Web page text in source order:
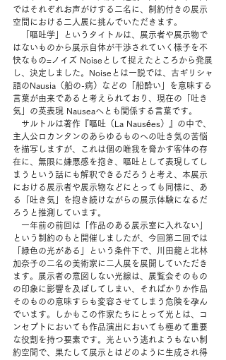
ではそれぞれお声がけする二名に、制約付きの展示
空間における二人展に挑んでいただきます。
「嘔吐学」というタイトルは、展示者や展示物で
はないものから展示自体が干渉されていく様子を不
快なもの=ノイズ Noiseとして捉えたところから発展
し、決定しました。Noiseとは一説では、古ギリシャ
語のNausia（船の-病）などの「船酔い」を意味する
言葉が由来であると考えられており、現在の「吐き
気」の英表現 Nauseaへとも関係する言葉です。
サルトルは著作『嘔吐（La Nausées）』の中で、
主人公ロカンタンのあらゆるものへの吐き気の苦悩
を描写しますが、これは個の唯我を脅かす客体の存
在に、無限に嫌悪感を抱き、嘔吐として表現してし
まうという話にも解釈できるだろうと考え、本展示
における展示者や展示物などにとっても同様に、あ
る「吐き気」を抱き続けながらの展示体験になるだ
ろうと推測しています。
一年前の前回は「作品のある展示室に入れない」
という制約のもと開催しましたが、今回第二回では
「緑色の光がある」という条件下で、川田龍と北林
加奈子の二名の美術家に二人展を展開していただき
ます。展示者の意図しない光線は、展覧会そのもの
の印象に影響を及ぼしてしまい、そればかりか作品
そのものの意味すらも変容させてしまう危険を孕ん
でいます。しかもこの作家たちにとって光とは、コ
ンセプトにおいても作品演出においても極めて重要
な役割を持つ要素です。光という逃れようもない制
約空間で、果たして展示とはどのように生成され得